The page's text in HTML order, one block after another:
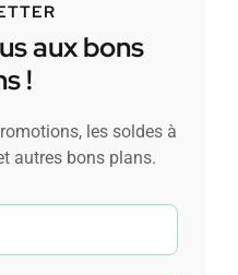
aux bons
!
les soldes à
autres bons plans.